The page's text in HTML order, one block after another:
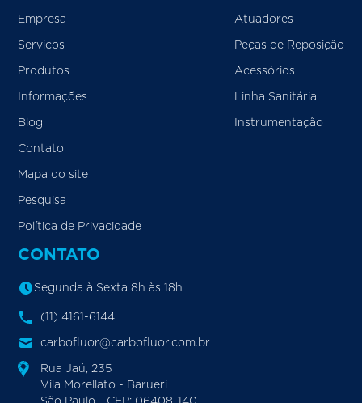
Empresa
Serviços
Produtos
Informações
Blog
Contato
Mapa do site
Pesquisa
Política de Privacidade
Atuadores
Peças de Reposição
Acessórios
Linha Sanitária
Instrumentação
CONTATO
Segunda à Sexta 8h às 18h
(11) 4161-6144
carbofluor@carbofluor.com.br
Rua Jaú, 235
Vila Morellato - Barueri